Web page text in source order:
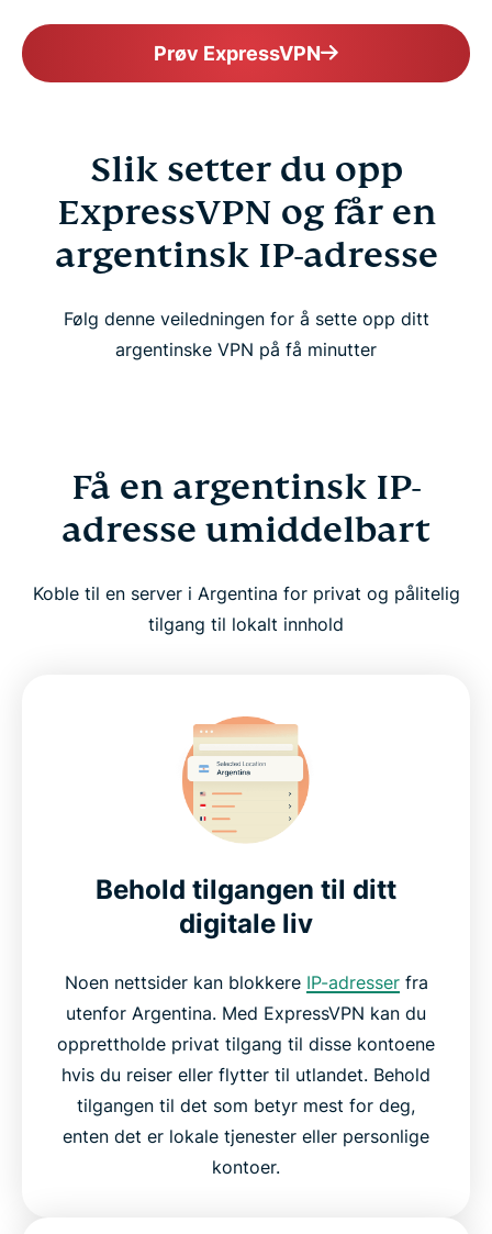
Prøv ExpressVPN
Slik setter du opp
ExpressVPN og får en
argentinsk IP-adresse
Følg denne veiledningen for å sette opp ditt
argentinske VPN på få minutter
Få en argentinsk IP-
adresse umiddelbart
Koble til en server i Argentina for privat og pålitelig
tilgang til lokalt innhold
Behold tilgangen til ditt
digitale liv
Noen nettsider kan blokkere IP-adresserfra
utenfor Argentina. Med ExpressVPN kan du
opprettholde privat tilgang til disse kontoene
hvis du reiser eller flytter til utlandet. Behold
tilgangen til det som betyr mest for deg,
enten det er lokale tjenester eller personlige
kontoer.